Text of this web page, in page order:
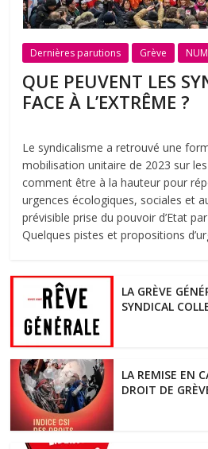
Dernières parutions Grève
QUE PEUVENT LES
FACE À L’EXTRÊME ?
Le syndicalisme a retrouvé une
mobilisation unitaire de 2023 sur
comment être à la hauteur pour
urgences écologiques, sociales et
prévisible prise du pouvoir d’Etat
Quelques pistes et propositions
LA GRÈVE
SYNDICAL
LA REMISE EN
DROIT DE